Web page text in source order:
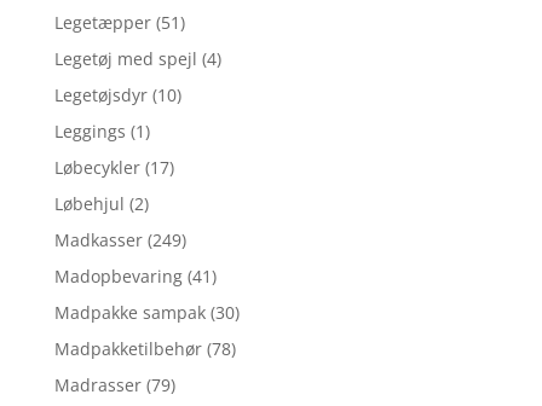
Legetæpper (51)
Legetøj med spejl (4)
Legetøjsdyr (10)
Leggings (1)
Løbecykler (17)
Løbehjul (2)
Madkasser (249)
Madopbevaring (41)
Madpakke sampak (30)
Madpakketilbehør (78)
Madrasser (79)